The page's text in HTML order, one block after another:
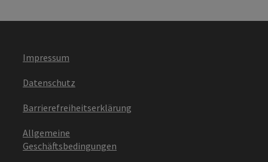
Impressum
Datenschutz
Barrierefreiheitserklärung
Allgemeine
Geschäftsbedingungen